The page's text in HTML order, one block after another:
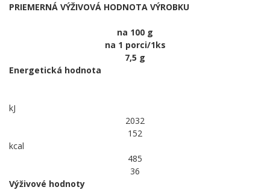
PRIEMERNÁ VÝŽIVOVÁ HODNOTA VÝROBKU
na 100 g
na 1 porci/1ks
7,5 g
Energetická hodnota
kJ
2032
152
kcal
485
36
Výživové hodnoty